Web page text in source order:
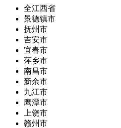
全江西省
景德镇市
抚州市
吉安市
宜春市
萍乡市
南昌市
新余市
九江市
鹰潭市
上饶市
赣州市